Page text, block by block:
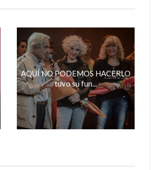
AQUÍ NO PODEMOS HACERLO
tuvo su fun...